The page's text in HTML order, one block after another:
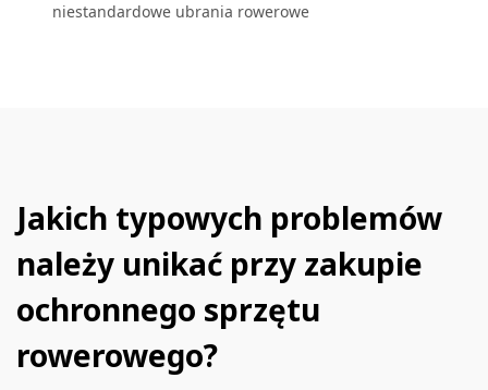
niestandardowe ubrania rowerowe
Jakich typowych problemów
należy unikać przy zakupie
ochronnego sprzętu
rowerowego?